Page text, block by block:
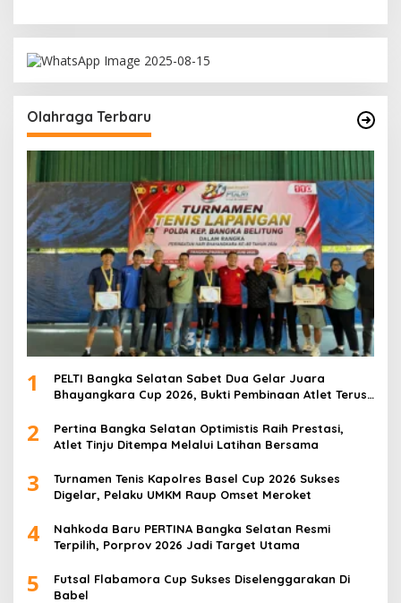
Olahraga Terbaru
1
PELTI Bangka Selatan Sabet Dua Gelar Juara
Bhayangkara Cup 2026, Bukti Pembinaan Atlet Terus
2
Pertina Bangka Selatan Optimistis Raih Prestasi,
Atlet Tinju Ditempa Melalui Latihan Bersama
3
Turnamen Tenis Kapolres Basel Cup 2026 Sukses
Digelar, Pelaku UMKM Raup Omset Meroket
4
Nahkoda Baru PERTINA Bangka Selatan Resmi
Terpilih, Porprov 2026 Jadi Target Utama
5
Futsal Flabamora Cup Sukses Diselenggarakan Di
Babel